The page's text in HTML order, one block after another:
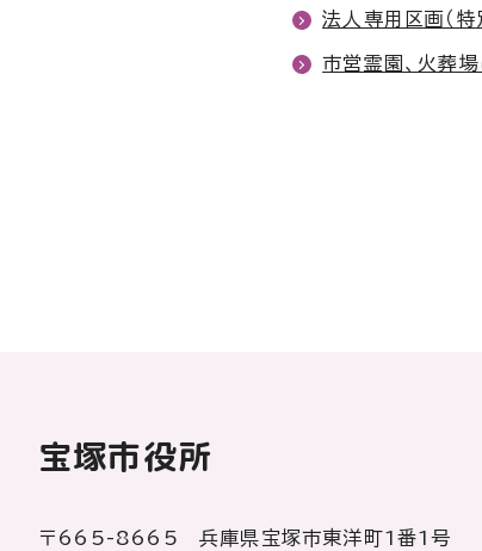
法人専用区画（特
市営霊園、火葬
宝塚市役所
〒665-8665 兵庫県宝塚市東洋町1番1号